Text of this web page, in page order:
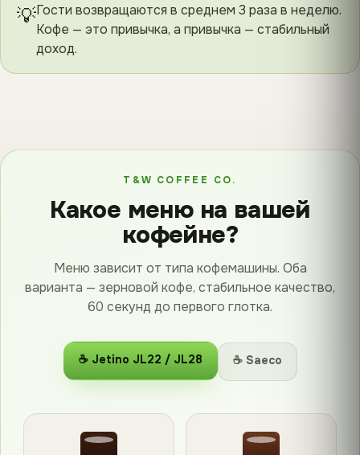
💡Гости возвращаются в среднем 3 раза в неделю.
Кофе — это привычка, а привычка — стабильный
доход.
T&W COFFEE CO.
Какое меню на вашей
кофейне?
Меню зависит от типа кофемашины. Оба
варианта — зерновой кофе, стабильное качество,
60 секунд до первого глотка.
☕ Jetino JL22 / JL28 ☕ Saeco